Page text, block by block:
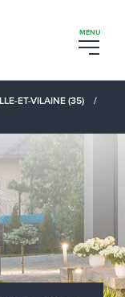
ET-VILAINE (35)
/